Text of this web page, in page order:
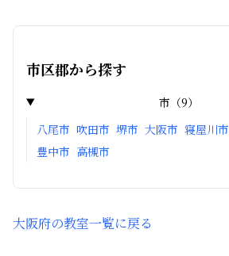
市区郡から探す
市 （9）
八尾市 吹田市 堺市 大阪市 寝屋川市
豊中市 高槻市
大阪府の教室一覧に戻る